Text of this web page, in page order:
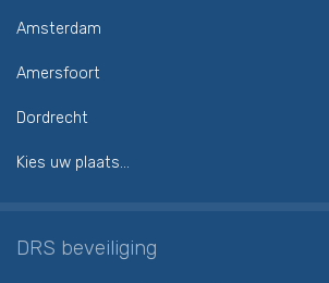
Amsterdam
Amersfoort
Dordrecht
Kies uw plaats...
DRS beveiliging